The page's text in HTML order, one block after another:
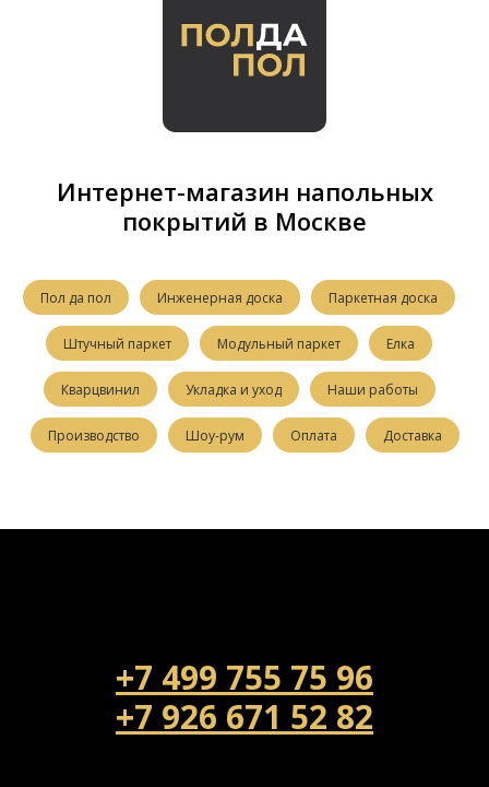
Интернет-магазин напольных
покрытий в Москве
Пол да пол Инженерная доска Паркетная доска
Штучный паркет Модульный паркет Елка
Кварцвинил Укладка и уход Наши работы
Производство Шоу-рум Оплата Доставка
+7 499 755 75 96
+7 926 671 52 82